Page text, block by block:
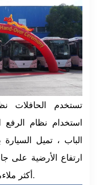
تستخدم الحافلات
استخدام نظام الرفع
الباب ، تميل السيارة
ارتفاع الأرضية على
أكثر ملاءمة لصعود الحافلة والنزول منها.